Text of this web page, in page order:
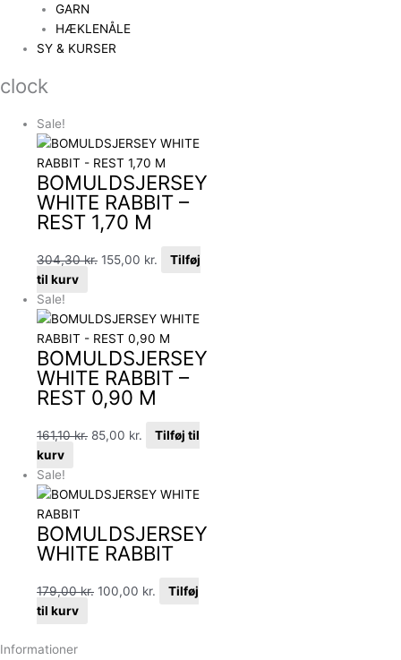
GARN
HÆKLENÅLE
SY & KURSER
clock
Sale!
BOMULDSJERSEY
WHITE RABBIT –
REST 1,70 M
304,30kr. 155,00 kr.
Tilføj
til kurv
Sale!
BOMULDSJERSEY
WHITE RABBIT –
REST 0,90 M
161,10kr. 85,00 kr.
Tilføj til
kurv
Sale!
BOMULDSJERSEY
WHITE RABBIT
179,00kr. 100,00 kr.
Tilføj
til kurv
Informationer